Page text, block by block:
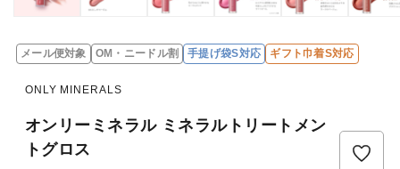
メール便対象 OM・ニードル割 手提げ袋S対応 ギフト巾着S対応
ONLY MINERALS
オンリーミネラル ミネラルトリートメン
トグロス